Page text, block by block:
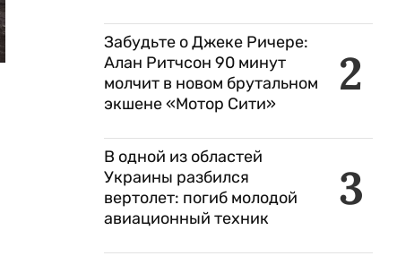
2
Забудьте о Джеке Ричере:
Алан Ритчсон 90 минут
молчит в новом брутальном
экшене «Мотор Сити»
3
В одной из областей
Украины разбился
вертолет: погиб молодой
авиационный техник